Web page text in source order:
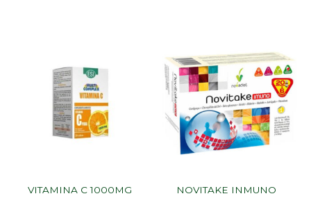
VITAMINA C 1000MG
NOVITAKE INMUNO